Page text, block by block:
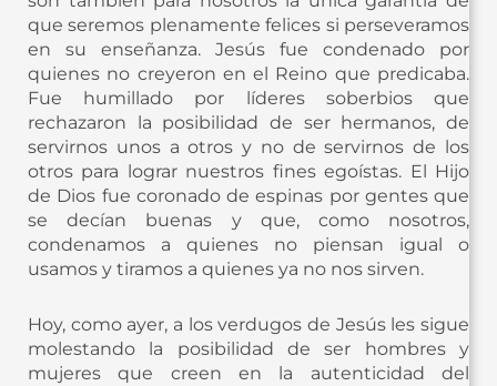
que seremos plenamente felices si perseveramos
en su enseñanza. Jesús fue condenado por
quienes no creyeron en el Reino que predicaba.
Fue humillado por líderes soberbios que
rechazaron la posibilidad de ser hermanos, de
servirnos unos a otros y no de servirnos de los
otros para lograr nuestros fines egoístas. El Hijo
de Dios fue coronado de espinas por gentes que
se decían buenas y que, como nosotros,
condenamos a quienes no piensan igual o
usamos y tiramos a quienes ya no nos sirven.
Hoy, como ayer, a los verdugos de Jesús les sigue
molestando la posibilidad de ser hombres y
mujeres que creen en la autenticidad del